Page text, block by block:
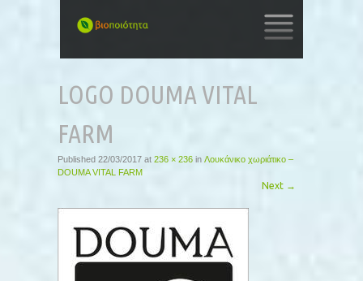
CONTENT
LOGO DOUMA VITAL
FARM
Published 22/03/2017 at 236 × 236 in Λουκάνικο χωριάτικο –
DOUMA VITAL FARM
Next →